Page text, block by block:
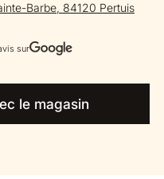
Barbe, 84120 Pertuis
sur
le magasin